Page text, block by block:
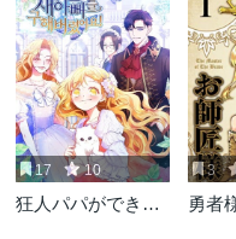
2年前
第2話
2年前
17 10
狂人パパができち
3
勇者